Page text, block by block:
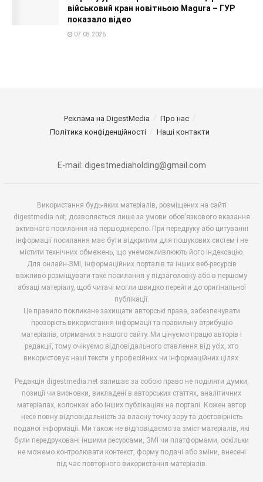
військовий кран новітньою Magura – ГУР
показало відео
07.08.2026
Реклама на DigestMedia
Про нас
Політика конфіденційності
Наші контакти
E-mail: digestmediaholding@gmail.com
Використання будь-яких матеріалів, розміщених на сайті
digestmedia.net, дозволяється лише за умови обов’язкового вказання
активного посилання на першоджерело. При передруку або цитуванні
інформації посилання має бути відкритим для пошукових систем і не
містити технічних обмежень, що унеможливлюють його індексацію.
Для онлайн-ЗМІ, інформаційних порталів та інших веб-ресурсів
важливо розміщувати таке посилання у підзаголовку або в першому
абзаці матеріалу, щоб читачі могли швидко перейти до оригінальної
публікації.
Це правило покликане захищати авторські права, забезпечувати
прозорість використання інформації та правильну атрибуцію
матеріалів, отриманих з нашого сайту. Ми цінуємо працю авторів і
редакції, тому очікуємо відповідального ставлення від усіх, хто
використовує наші тексти у професійних чи інформаційних цілях.
Редакція digestmedia.net залишає за собою право не поділяти думки,
позиції чи висновки, викладені в авторських статтях, аналітичних
матеріалах, колонках або інших публікаціях на порталі. Кожен автор
несе повну відповідальність за власну точку зору та достовірність
поданої інформації. Ми також не відповідаємо за зміст матеріалів, які
були передруковані іншими ресурсами, ЗМІ чи платформами, оскільки
не можемо контролювати контекст, форму подачі або зміни, внесені
під час повторного використання матеріалів.